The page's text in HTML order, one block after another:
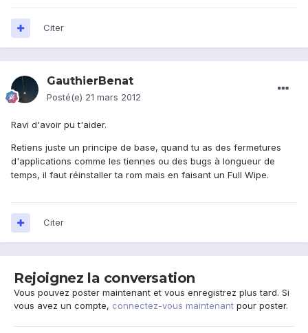
Citer
GauthierBenat
Posté(e) 21 mars 2012
Ravi d'avoir pu t'aider.
Retiens juste un principe de base, quand tu as des fermetures
d'applications comme les tiennes ou des bugs à longueur de
temps, il faut réinstaller ta rom mais en faisant un Full Wipe.
Citer
Rejoignez la conversation
Vous pouvez poster maintenant et vous enregistrez plus tard. Si
vous avez un compte, connectez-vous maintenant pour poster.